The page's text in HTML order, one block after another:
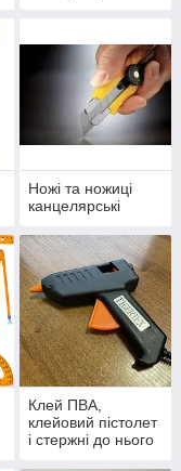
Ножі та ножиці
канцелярські
Клей ПВА,
клейовий пістолет
і стержні до нього